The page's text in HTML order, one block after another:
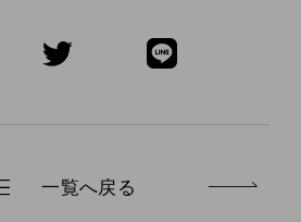
一覧へ戻る